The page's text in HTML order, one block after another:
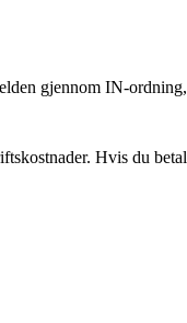
gjennom IN-
Hvis du